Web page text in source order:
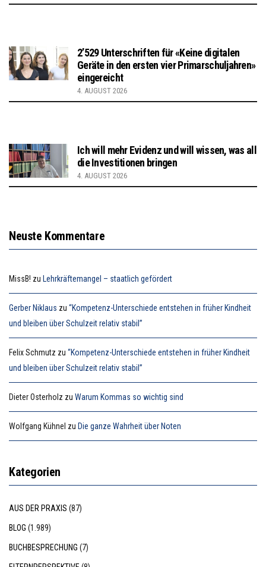
2’529 Unterschriften für «Keine digitalen
Geräte in den ersten vier Primarschuljahren»
eingereicht
4. AUGUST 2026
Ich will mehr Evidenz und will wissen, was all
die Investitionen bringen
4. AUGUST 2026
Neuste Kommentare
MissB! zu Lehrkräftemangel – staatlich gefördert
Gerber Niklaus zu “Kompetenz-Unterschiede entstehen in früher Kindheit
und bleiben über Schulzeit relativ stabil”
Felix Schmutz zu “Kompetenz-Unterschiede entstehen in früher Kindheit
und bleiben über Schulzeit relativ stabil”
Dieter Osterholz zu Warum Kommas so wichtig sind
Wolfgang Kühnel zu Die ganze Wahrheit über Noten
Kategorien
AUS DER PRAXIS (87)
BLOG (1.989)
BUCHBESPRECHUNG (7)